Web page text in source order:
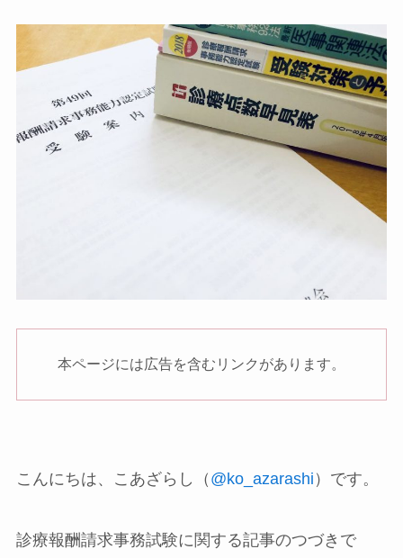
本ページには広告を含むリンクがあります。
こんにちは、こあざらし（ @ko_azarashi ）です。
診療報酬請求事務試験に関する記事のつづきで